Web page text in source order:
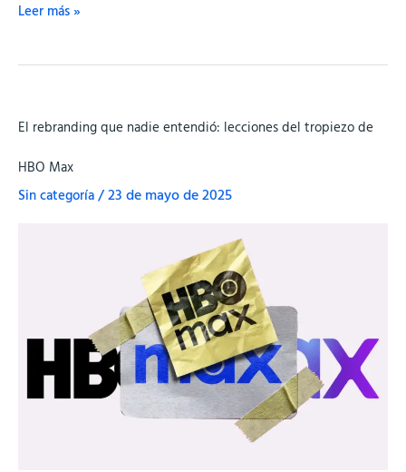
Leer más »
El rebranding que nadie entendió: lecciones del tropiezo de
HBO Max
Sin categoría/23 de mayo de 2025
rebranding
que
nadie
entendió: